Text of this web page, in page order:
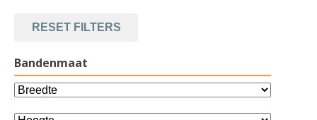
RESET FILTERS
Bandenmaat